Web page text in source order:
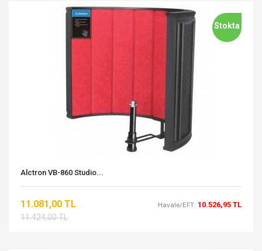
Stokta
Alctron VB-860 Studio...
11.081,00 TL
11.424,00 TL
Havale/EFT: 10.526,95 TL